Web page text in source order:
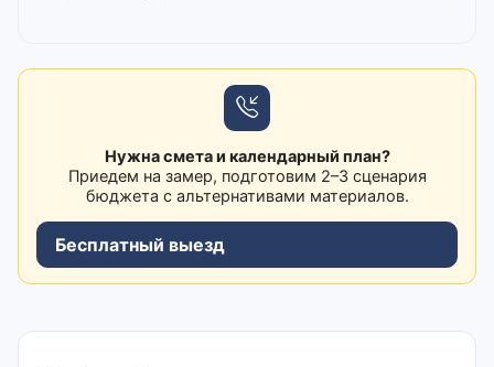
Нужна смета и календарный план?
Приедем на замер, подготовим 2–3 сценария
бюджета с альтернативами материалов.
Бесплатный выезд